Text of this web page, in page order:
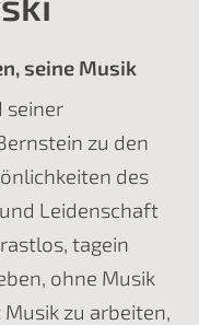
seine Musik
seiner
zu den
des
Leidenschaft
tagein
ohne Musik
zu arbeiten,